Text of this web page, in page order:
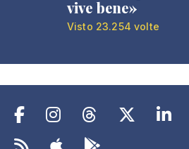
vive bene»
Visto 23.254 volte